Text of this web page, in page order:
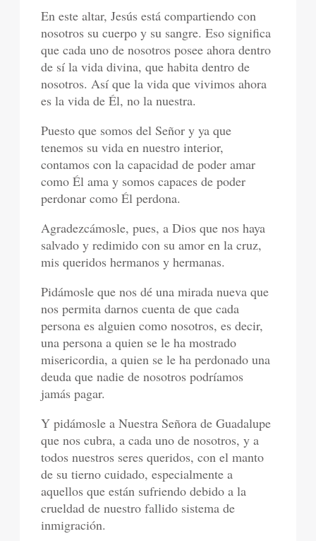
En este altar, Jesús está compartiendo con
nosotros su cuerpo y su sangre. Eso significa
que cada uno de nosotros posee ahora dentro
de sí la vida divina, que habita dentro de
nosotros. Así que la vida que vivimos ahora
es la vida de Él, no la nuestra.
Puesto que somos del Señor y ya que
tenemos su vida en nuestro interior,
contamos con la capacidad de poder amar
como Él ama y somos capaces de poder
perdonar como Él perdona.
Agradezcámosle, pues, a Dios que nos haya
salvado y redimido con su amor en la cruz,
mis queridos hermanos y hermanas.
Pidámosle que nos dé una mirada nueva que
nos permita darnos cuenta de que cada
persona es alguien como nosotros, es decir,
una persona a quien se le ha mostrado
misericordia, a quien se le ha perdonado una
deuda que nadie de nosotros podríamos
jamás pagar.
Y pidámosle a Nuestra Señora de Guadalupe
que nos cubra, a cada uno de nosotros, y a
todos nuestros seres queridos, con el manto
de su tierno cuidado, especialmente a
aquellos que están sufriendo debido a la
crueldad de nuestro fallido sistema de
inmigración.